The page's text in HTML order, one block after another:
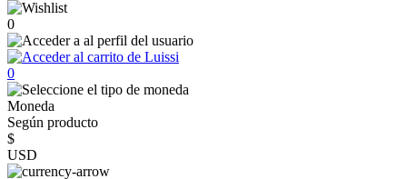
0
0
Moneda
Según producto
$
USD